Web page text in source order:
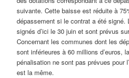
suivante. Cette baisse est réduite à
dépassement si le contrat a été signé.
signés d’ici le 30 juin et sont prévus
Concernant les communes dont les
sont inférieures à 60 millions d’euros,
pénalisation ne sont pas prévues pour
est la même.